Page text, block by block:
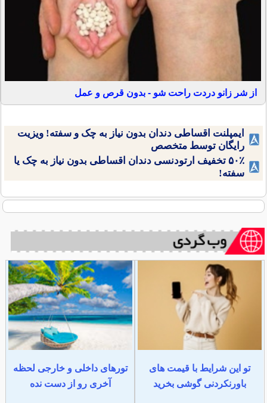
از شر زانو دردت راحت شو - بدون قرص و عمل
ایمپلنت اقساطی دندان بدون نیاز به چک و سفته! ویزیت
رایگان توسط متخصص
۵۰٪ تخفیف ارتودنسی دندان اقساطی بدون نیاز به چک یا
سفته!
تو این شرایط با قیمت های
باورنکردنی گوشی بخرید
تورهای داخلی و خارجی لحظه
آخری رو از دست نده